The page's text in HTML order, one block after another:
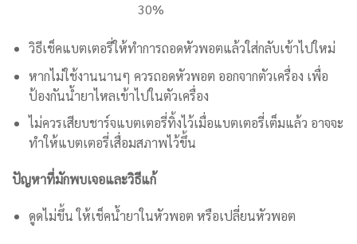
30%
วิธีเช็คแบตเตอรี่ให้ทำการถอดหัวพอตแล้วใส่กลับเข้าไปใหม่
หากไม่ใช้งานนานๆ ควรถอดหัวพอต ออกจากตัวเครื่อง เพื่อ
ป้องกันน้ำยาไหลเข้าไปในตัวเครื่อง
ไม่ควรเสียบชาร์จแบตเตอรี่ทิ้งไว้เมื่อแบตเตอรี่เต็มแล้ว อาจจะ
ทำให้แบตเตอรี่เสื่อมสภาพไว้ขึ้น
ปัญหาที่มักพบเจอและวิธีแก้
ดูดไม่ขึ้น ให้เช็คน้ำยาในหัวพอต หรือเปลี่ยนหัวพอต